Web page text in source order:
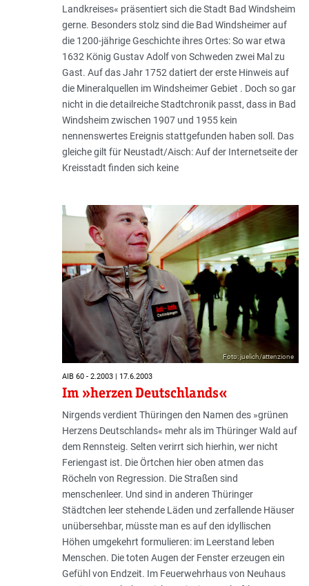
Landkreises« präsentiert sich die Stadt Bad Windsheim
gerne. Besonders stolz sind die Bad Windsheimer auf
die 1200-jährige Geschichte ihres Ortes: So war etwa
1632 König Gustav Adolf von Schweden zwei Mal zu
Gast. Auf das Jahr 1752 datiert der erste Hinweis auf
die Mineralquellen im Windsheimer Gebiet . Doch so gar
nicht in die detailreiche Stadtchronik passt, dass in Bad
Windsheim zwischen 1907 und 1955 kein
nennenswertes Ereignis stattgefunden haben soll. Das
gleiche gilt für Neustadt/Aisch: Auf der Internetseite der
Kreisstadt finden sich keine
Foto: juelich/attenzione
AIB 60 - 2.2003 | 17.6.2003
Im »herzen Deutschlands«
Nirgends verdient Thüringen den Namen des »grünen
Herzens Deu­tsch­lands« mehr als im Thüringer Wald auf
dem Rennsteig. Selten verirrt sich hierhin, wer nicht
Feriengast ist. Die Örtchen hier oben atmen das
Röcheln von Regression. Die Straßen sind
menschenleer. Und sind in anderen Thüringer
Städtchen leer stehende Läden und zerfallende Häuser
unübersehbar, müsste man es auf den idyllischen
Höhen umgekehrt formulieren: im Leerstand leben
Menschen. Die toten Augen der Fenster erzeugen ein
Gefühl von Endzeit. Im Feuerwehrhaus von Neuhaus